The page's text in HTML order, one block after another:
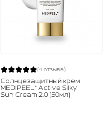
(4 отзыва)
Солнцезащитный крем
MEDIPEEL⁺ Active Silky
Sun Cream 2.0 (50мл)